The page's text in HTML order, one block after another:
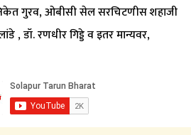
गुरव, ओबीसी सेल सरचिटणीस शहाजी
, डॉ. रणधीर गिड्डे व इतर मान्यवर,